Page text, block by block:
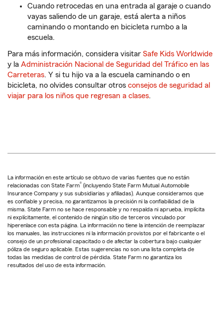
Cuando retrocedas en una entrada al garaje o cuando
vayas saliendo de un garaje, está alerta a niños
caminando o montando en bicicleta rumbo a la
escuela.
Para más información, considera visitar Safe Kids Worldwide
y la Administración Nacional de Seguridad del Tráfico en las
Carreteras. Y si tu hijo va a la escuela caminando o en
bicicleta, no olvides consultar otros consejos de seguridad al
viajar para los niños que regresan a clases.
La información en este artículo se obtuvo de varias fuentes que no están
relacionadas con State Farm® (incluyendo State Farm Mutual Automobile
Insurance Company y sus subsidiarias y afiliadas). Aunque consideramos que
es confiable y precisa, no garantizamos la precisión ni la confiabilidad de la
misma. State Farm no se hace responsable y no respalda ni aprueba, implícita
ni explícitamente, el contenido de ningún sitio de terceros vinculado por
hiperenlace con esta página. La información no tiene la intención de reemplazar
los manuales, las instrucciones ni la información provistos por el fabricante o el
consejo de un profesional capacitado o de afectar la cobertura bajo cualquier
póliza de seguro aplicable. Estas sugerencias no son una lista completa de
todas las medidas de control de pérdida. State Farm no garantiza los
resultados del uso de esta información.